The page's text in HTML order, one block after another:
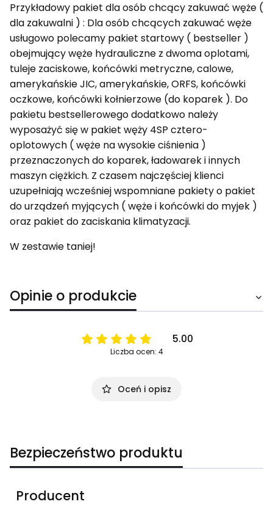
Przykładowy pakiet dla osób chcący zakuwać węże (
dla zakuwalni ) : Dla osób chcących zakuwać węże
usługowo polecamy pakiet startowy ( bestseller )
obejmujący węże hydrauliczne z dwoma oplotami,
tuleje zaciskowe, końcówki metryczne, calowe,
amerykańskie JIC, amerykańskie, ORFS, końcówki
oczkowe, końcówki kołnierzowe (do koparek ). Do
pakietu bestsellerowego dodatkowo należy
wyposażyć się w pakiet węży 4SP cztero-
oplotowych ( węże na wysokie ciśnienia )
przeznaczonych do koparek, ładowarek i innych
maszyn ciężkich. Z czasem najczęściej klienci
uzupełniają wcześniej wspomniane pakiety o pakiet
do urządzeń myjących ( węże i końcówki do myjek )
oraz pakiet do zaciskania klimatyzacji.
W zestawie taniej!
Opinie o produkcie
5.00
Liczba ocen: 4
Oceń i opisz
Bezpieczeństwo produktu
Producent